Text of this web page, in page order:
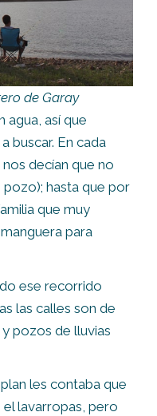
de Garay
agua, así que
buscar. En cada
decían que no
hasta que por
que muy
para
ese recorrido
las calles son de
pozos de lluvias
les contaba que
lavarropas, pero